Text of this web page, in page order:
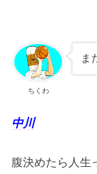
ちくわ
ま
中川
腹決めたら人生